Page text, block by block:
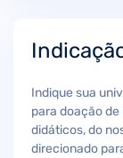
Indique sua
para doação
didáticos, do
direcionado